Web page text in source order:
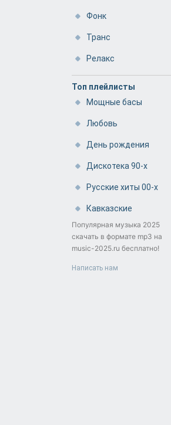
Фонк
Транс
Релакс
Топ плейлисты
Мощные басы
Любовь
День рождения
Дискотека 90-х
Русские хиты 00-х
Кавказские
Популярная музыка 2025
скачать в формате mp3 на
music-2025.ru бесплатно!
Написать нам